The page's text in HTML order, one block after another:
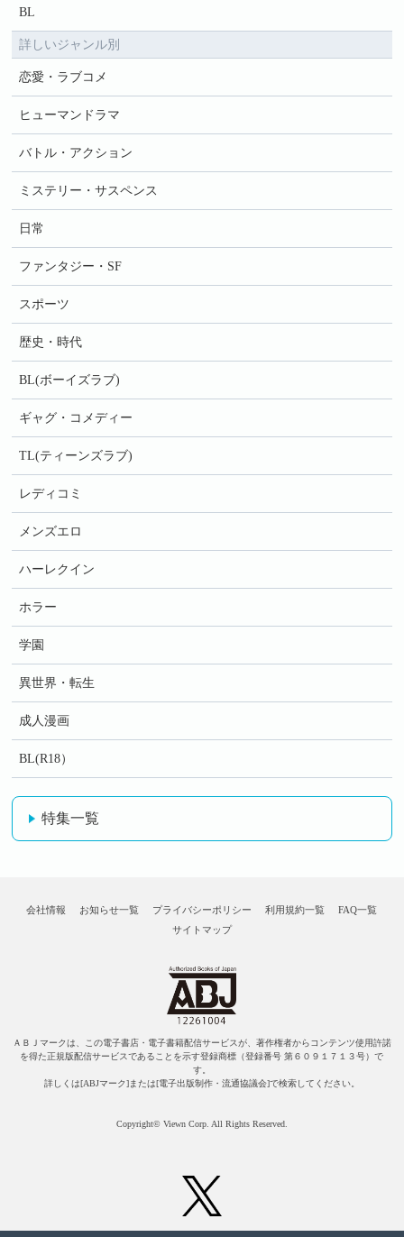
BL
詳しいジャンル別
恋愛・ラブコメ
ヒューマンドラマ
バトル・アクション
ミステリー・サスペンス
日常
ファンタジー・SF
スポーツ
歴史・時代
BL(ボーイズラブ)
ギャグ・コメディー
TL(ティーンズラブ)
レディコミ
メンズエロ
ハーレクイン
ホラー
学園
異世界・転生
成人漫画
BL(R18）
特集一覧
会社情報 お知らせ一覧 プライバシーポリシー 利用規約一覧
FAQ一覧
サイトマップ
ＡＢＪマークは、この電子書店・電子書籍配信サービスが、著作権者からコンテンツ使用許諾
を得た正規版配信サービスであることを示す登録商標（登録番号 第６０９１７１３号）で
す。
詳しくは[ABJマーク]または[電子出版制作・流通協議会]で検索してください。
Copyright© Viewn Corp. All Rights Reserved.